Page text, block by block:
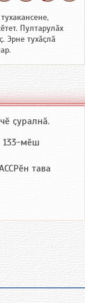
Пултарулӑх
Эрне тухӑҫлӑ
ҫуралнӑ.
133-мӗш
тава